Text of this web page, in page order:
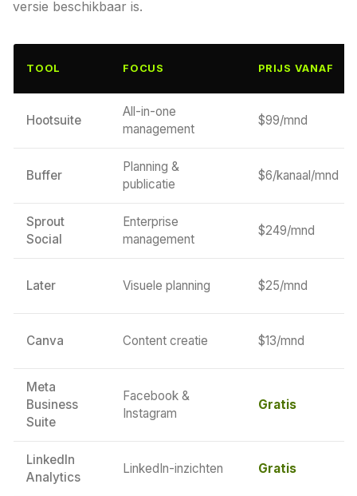
versie beschikbaar is.
TOOL FOCUS PRIJS VANAF
Hootsuite
All-in-one
management
$99/mnd
Buffer
Planning &
publicatie
$6/kanaal/mnd
Sprout
Social
Enterprise
management
$249/mnd
Later Visuele planning $25/mnd
Canva Content creatie $13/mnd
Meta
Business
Suite
Facebook &
Instagram
Gratis
LinkedIn
Analytics
LinkedIn-inzichten Gratis